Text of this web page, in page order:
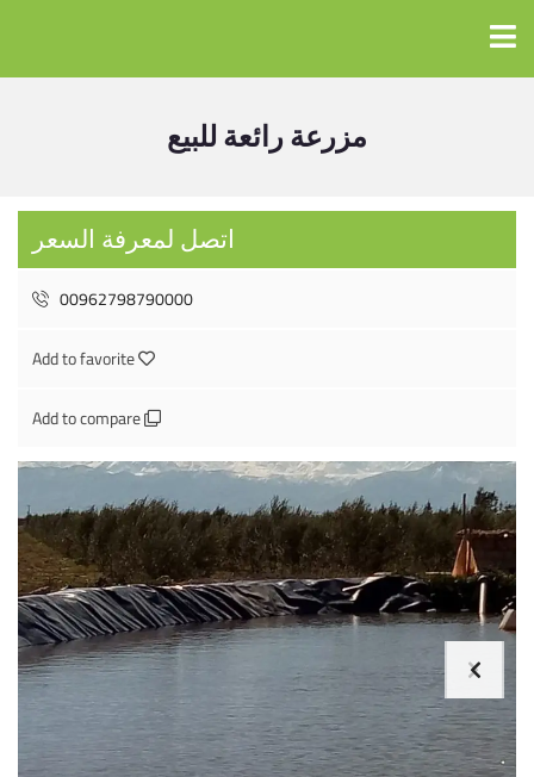
مزرعة رائعة للبيع
اتصل لمعرفة السعر
00962798790000
Add to favorite
Add to compare